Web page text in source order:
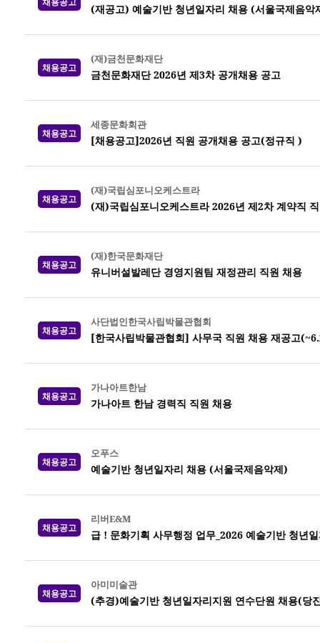
(재공고) 예술기반 청년일자리 채용 (서울국제음
채용공고
(재)금천문화재단
금천문화재단 2026년 제3차 공개채용 공고
채용공고
세종문화회관
[채용공고]2026년 직원 공개채용 공고(정규직 )
채용공고
(재)국립심포니오케스트라
(재)국립심포니오케스트라 2026년 제2차 계약직
채용공고
(재)한국문화재단
유니버설발레단 경영지원팀 재정관리 직원 채용
채용공고
사단법인한국사립박물관협회
[한국사립박물관협회] 사무국 직원 채용 재공고
채용공고
가나아트한남
가나아트 한남 경력직 직원 채용
채용공고
오푸스
예술기반 청년일자리 채용 (서울국제음악제)
채용공고
리버E&M
급 ! 문화기획 사무행정 업무_2026 예술기반 청년
채용공고
아미미술관
(추경)예술기반 청년일자리지원 연수단원 채용(당